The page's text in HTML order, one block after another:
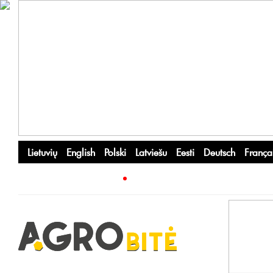
Lietuvių English Polski Latviešu Eesti Deutsch